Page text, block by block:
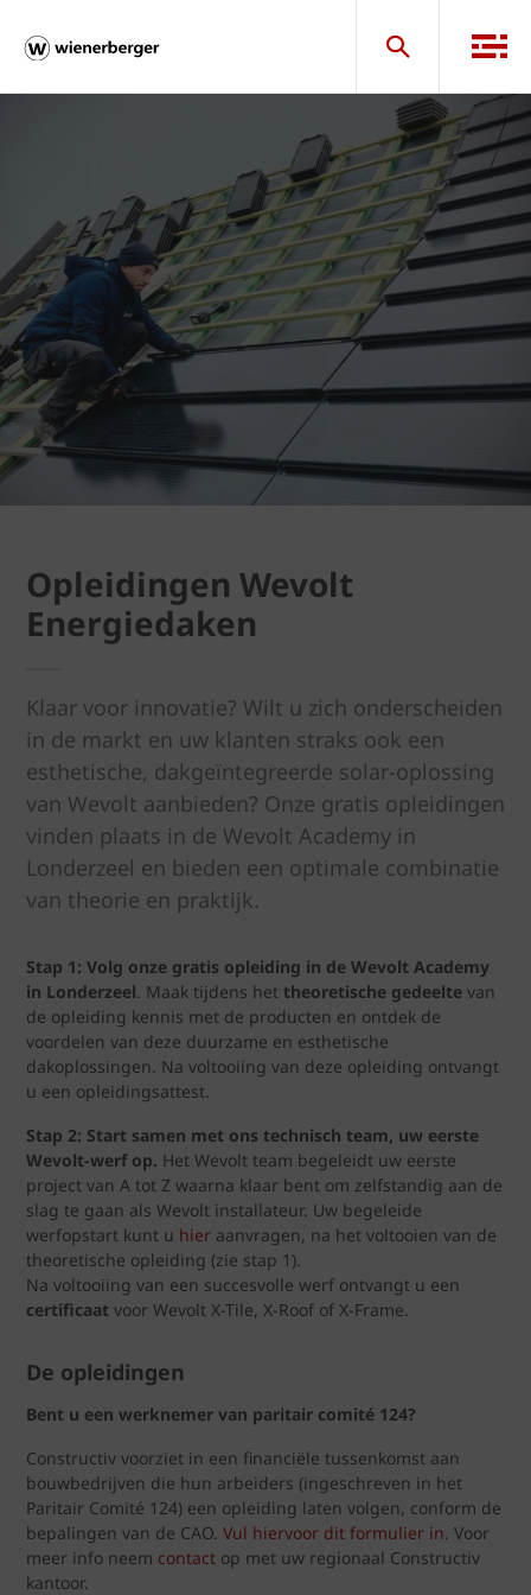
Opleidingen Wevolt
Energiedaken
Klaar voor innovatie? Wilt u zich onderscheiden
in de markt en uw klanten straks ook een
esthetische, dakgeïntegreerde solar-oplossing
van Wevolt aanbieden? Onze gratis opleidingen
vinden plaats in de Wevolt Academy in
Londerzeel en bieden een optimale combinatie
van theorie en praktijk.
Stap 1: Volg onze gratis opleiding in de Wevolt Academy
in Londerzeel. Maak tijdens het theoretische gedeelte van
de opleiding kennis met de producten en ontdek de
voordelen van deze duurzame en esthetische
dakoplossingen. Na voltooiing van deze opleiding ontvangt
u een opleidingsattest.
Stap 2: Start samen met ons technisch team, uw eerste
Wevolt-werf op. Het Wevolt team begeleidt uw eerste
project van A tot Z waarna klaar bent om zelfstandig aan de
slag te gaan als Wevolt installateur. Uw begeleide
werfopstart kunt u hier aanvragen, na het voltooien van de
theoretische opleiding (zie stap 1).
Na voltooiing van een succesvolle werf ontvangt u een
certificaat voor Wevolt X-Tile, X-Roof of X-Frame.
De opleidingen
Bent u een werknemer van paritair comité 124?
Constructiv voorziet in een financiële tussenkomst aan
bouwbedrijven die hun arbeiders (ingeschreven in het
Paritair Comité 124) een opleiding laten volgen, conform de
bepalingen van de CAO. Vul hiervoor dit formulier in. Voor
meer info neem contact op met uw regionaal Constructiv
kantoor.